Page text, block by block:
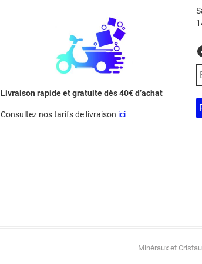
Livraison rapide et gratuite dès 40€ d’achat
Consultez nos tarifs de livraison ici
Minéraux et